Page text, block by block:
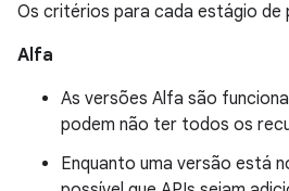
Os critérios para cada estágio de
Alfa
As versões Alfa são
podem não ter todos os
Enquanto uma versão está